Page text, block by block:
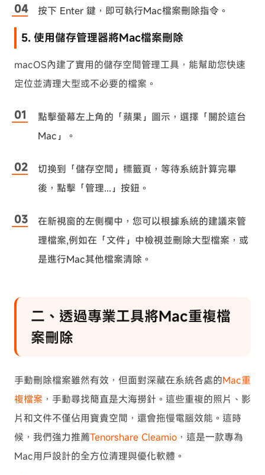
按下 Enter 鍵，即可執行Mac檔案刪除指令。
5. 使用儲存管理器將Mac檔案刪除
macOS內建了實用的儲存空間管理工具，能幫助您快速
定位並清理大型或不必要的檔案。
點擊螢幕左上角的「蘋果」圖示，選擇「關於這台
Mac」。
切換到「儲存空間」標籤頁，等待系統計算完畢
後，點擊「管理...」按鈕。
在新視窗的左側欄中，您可以根據系統的建議來管
理檔案,例如在「文件」中檢視並刪除大型檔案，或
是進行Mac其他檔案清除。
二、透過專業工具將Mac重複檔
案刪除
手動刪除檔案雖然有效，但面對深藏在系統各處的Mac重
複檔案 ，手動尋找簡直是大海撈針。這些重複的照片、影
片和文件不僅佔用寶貴空間，還會拖慢電腦效能。這時
候，我們強力推薦Tenorshare Cleamio ，這是一款專為
Mac用戶設計的全方位清理與優化軟體。